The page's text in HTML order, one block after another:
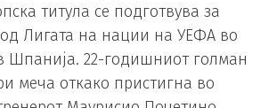
титула се подготвува за
Лигата на нации на УЕФА во
Шпанија. 22-годишниот голман
меча откако пристигна во